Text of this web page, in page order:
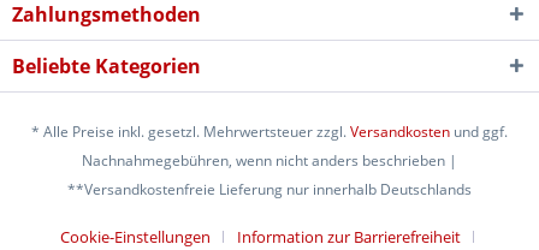
Zahlungsmethoden
Beliebte Kategorien
* Alle Preise inkl. gesetzl. Mehrwertsteuer zzgl.Versandkosten und ggf.
Nachnahmegebühren, wenn nicht anders beschrieben |
**Versandkostenfreie Lieferung nur innerhalb Deutschlands
Cookie-Einstellungen
Information zur Barrierefreiheit